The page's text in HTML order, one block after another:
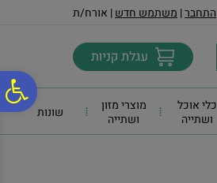
נגישות
אתר
המרכזי
התחבר| משתמש חדש| אורח/ת
כלי אוכל
ושתייה
מוצרי מזון
ושתייה
שונות